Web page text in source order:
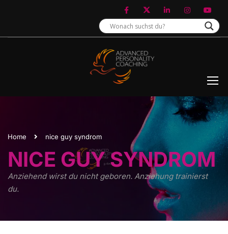
Home nice guy syndrom
NICE GUY SYNDROM
Anziehend wirst du nicht geboren. Anziehung trainierst
du.